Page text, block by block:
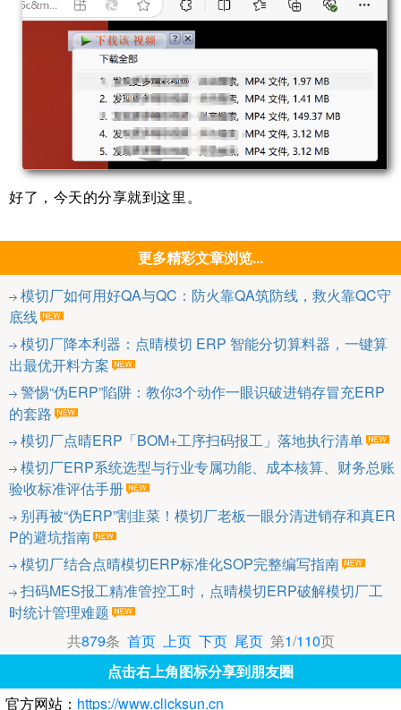
好了，今天的分享就到这里。
更多精彩文章浏览...
模切厂如何用好QA与QC：防火靠QA筑防线，救火靠QC守
底线
模切厂降本利器：点晴模切 ERP 智能分切算料器，一键算
出最优开料方案
警惕“伪ERP”陷阱：教你3个动作一眼识破进销存冒充ERP
的套路
模切厂点晴ERP「BOM+工序扫码报工」落地执行清单
模切厂ERP系统选型与行业专属功能、成本核算、财务总账
验收标准评估手册
别再被“伪ERP”割韭菜！模切厂老板一眼分清进销存和真ER
P的避坑指南
模切厂结合点晴模切ERP标准化SOP完整编写指南
扫码MES报工精准管控工时，点晴模切ERP破解模切厂工
时统计管理难题
共879条 首页 上页 下页 尾页第1/110页
点击右上角图标分享到朋友圈
官方网站： https://www.clicksun.cn